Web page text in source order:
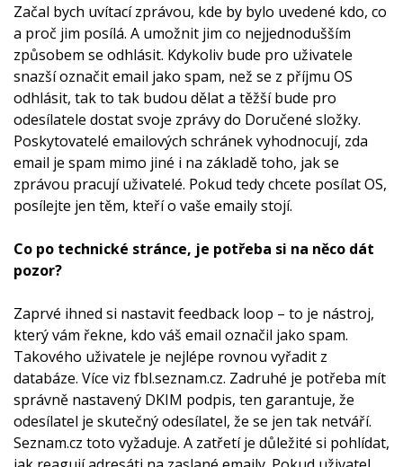
Začal bych uvítací zprávou, kde by bylo uvedené kdo, co
a proč jim posílá. A umožnit jim co nejjednodušším
způsobem se odhlásit. Kdykoliv bude pro uživatele
snazší označit email jako spam, než se z příjmu OS
odhlásit, tak to tak budou dělat a těžší bude pro
odesílatele dostat svoje zprávy do Doručené složky.
Poskytovatelé emailových schránek vyhodnocují, zda
email je spam mimo jiné i na základě toho, jak se
zprávou pracují uživatelé. Pokud tedy chcete posílat OS,
posílejte jen těm, kteří o vaše emaily stojí.
Co po technické stránce, je potřeba si na něco dát
pozor?
Zaprvé ihned si nastavit feedback loop – to je nástroj,
který vám řekne, kdo váš email označil jako spam.
Takového uživatele je nejlépe rovnou vyřadit z
databáze. Více viz fbl.seznam.cz. Zadruhé je potřeba mít
správně nastavený DKIM podpis, ten garantuje, že
odesílatel je skutečný odesílatel, že se jen tak netváří.
Seznam.cz toto vyžaduje. A zatřetí je důležité si pohlídat,